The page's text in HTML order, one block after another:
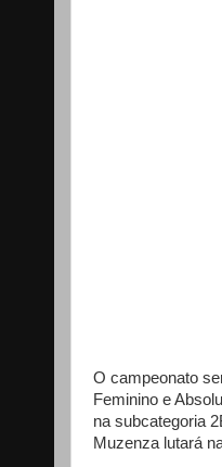
O campeonato
Feminino e
na subcategoria
Muzenza lutará